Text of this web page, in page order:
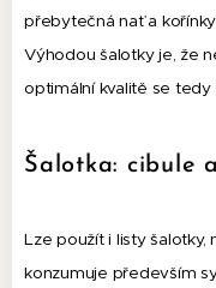
přebytečná nať a
Výhodou šalotky je, že
optimální kvalitě se tedy
Šalotka: cibule
Lze použít i listy šalotky,
konzumuje především